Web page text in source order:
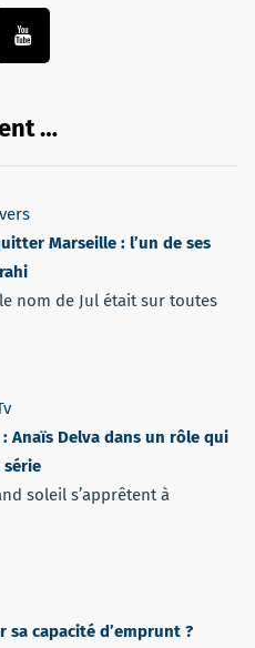
…
Marseille : l’un de ses
nom de Jul était sur toutes
Anaïs Delva dans un rôle qui
série
soleil s’apprêtent à
sa capacité d’emprunt ?